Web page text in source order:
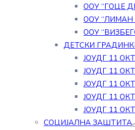
ООУ “ГОЦЕ
ООУ “ЛИМАН
ООУ
ДЕТСКИ
ЈОУДГ 11
ЈОУДГ 11
ЈОУДГ 11
ЈОУДГ 11
ЈОУДГ 11
СОЦИЈАЛНА ЗАШТИТА